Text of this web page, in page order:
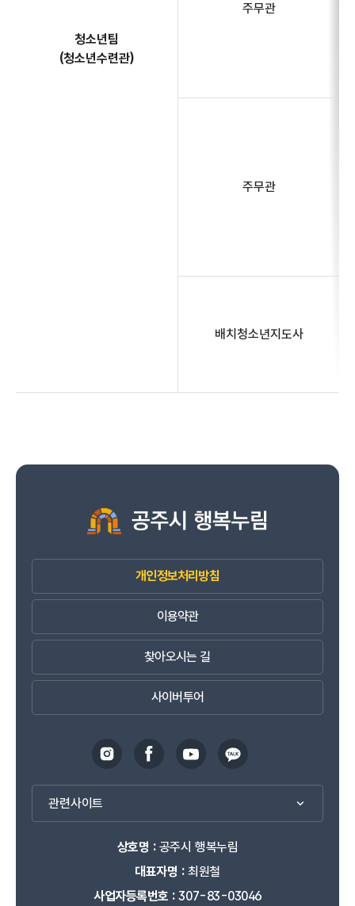
청소년팀
(청소년수련관)
주무관
주무관
배치청소년지도사
개인정보처리방침
이용약관
찾아오시는 길
사이버투어
관련사이트
상호명 :공주시 행복누림
대표자명 :최원철
사업자등록번호 :307-83-03046